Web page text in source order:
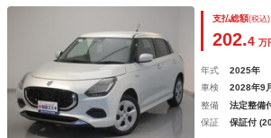
エアコン アイドリングストップ 横滑り
ボディ 盗難防止システム
支払総額(税込)
202.4 万
年式 2025年
車検
2028年9月
整備
法定整備
保証
保証付